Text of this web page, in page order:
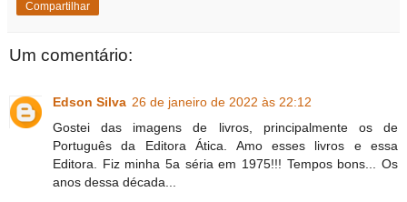
Compartilhar
Um comentário:
Edson Silva 26 de janeiro de 2022 às 22:12
Gostei das imagens de livros, principalmente os de
Português da Editora Ática. Amo esses livros e essa
Editora. Fiz minha 5a séria em 1975!!! Tempos bons... Os
anos dessa década...